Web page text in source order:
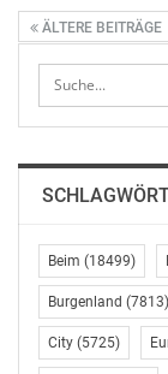
ÄLTERE BEITRÄGE
Beim (18499)
Burgenland (7813)
City (5725)